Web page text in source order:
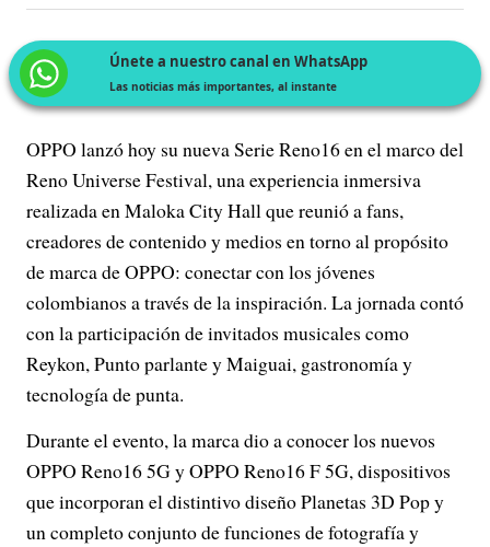
Únete a nuestro canal en WhatsApp
Las noticias más importantes, al instante
OPPO lanzó hoy su nueva Serie Reno16 en el marco del
Reno Universe Festival, una experiencia inmersiva
realizada en Maloka City Hall que reunió a fans,
creadores de contenido y medios en torno al propósito
de marca de OPPO: conectar con los jóvenes
colombianos a través de la inspiración. La jornada contó
con la participación de invitados musicales como
Reykon, Punto parlante y Maiguai, gastronomía y
tecnología de punta.
Durante el evento, la marca dio a conocer los nuevos
OPPO Reno16 5G y OPPO Reno16 F 5G, dispositivos
que incorporan el distintivo diseño Planetas 3D Pop y
un completo conjunto de funciones de fotografía y